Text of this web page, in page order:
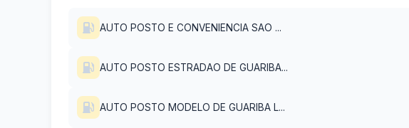
AUTO POSTO E CONVENIENCIA SAO ...
AUTO POSTO ESTRADAO DE GUARIBA...
AUTO POSTO MODELO DE GUARIBA L...